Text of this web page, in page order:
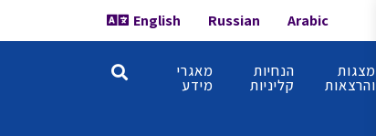
Arabic
Russian
English
מצגות
והרצאות
הנחיות
קליניות
מאגרי
מידע